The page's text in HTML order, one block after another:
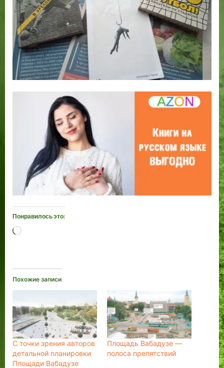
Понравилось это:
Загрузка…
Похожие записи
С точки зрения авторов
детальной планировки
Площади Вабадузе
Площадь Вабадузе —
полоса препятствий